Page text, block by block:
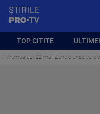
TOP CITITE
Vremea azi, 22 mai. Zonele unde va